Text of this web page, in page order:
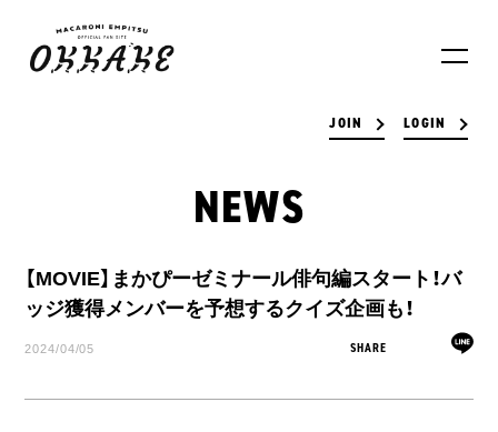
JOIN LOGIN
NEWS
【MOVIE】まかぴーゼミナール俳句編スタート！バ
ッジ獲得メンバーを予想するクイズ企画も！
2024/04/05 SHARE